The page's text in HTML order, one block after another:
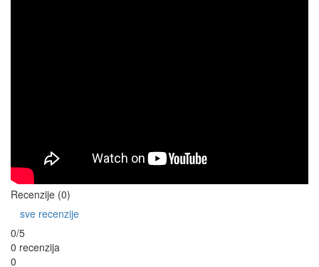
Recenzije (0)
sve recenzije
0/5
0 recenzija
0